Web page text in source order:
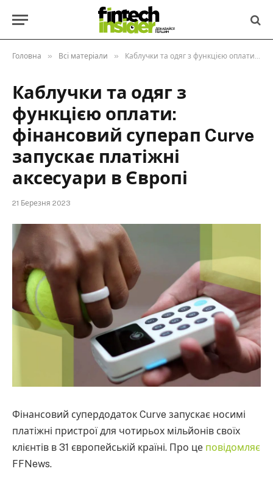
Головна » Всі матеріали » Каблучки та одяг з функцією оплати: фінансовий суперап Curve запускає платіжні аксесуари в Європі
Каблучки та одяг з
функцією оплати:
фінансовий суперап Curve
запускає платіжні
аксесуари в Європі
21 Березня 2023
Фінансовий супердодаток Curve запускає носимі
платіжні пристрої для чотирьох мільйонів своїх
клієнтів в 31 європейській країні. Про це повідомляє
FFNews.